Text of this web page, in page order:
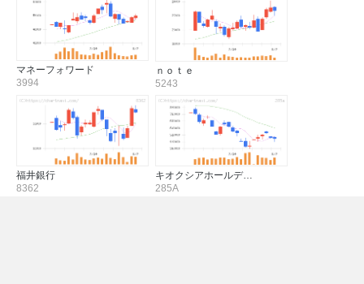
マネーフォワード
3994
ｎｏｔｅ
5243
福井銀行
8362
キオクシアホールデ…
285A